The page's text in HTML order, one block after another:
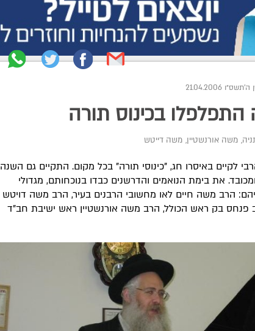
21.04.2006
התפלפלו בכינוס תורה
, משה אורנשטיין, משה דייטש
לקיים באיסרו חג, "כינוסי תורה" בכל מקום. התקיים גם השנה
את בימת הנואמים והדרשנים כבדו בנוכחותם, מגדולי
הרב משה חיים לאו מחשובי הרבנים בעיר, הרב משה דויטש
פנחס בק ראש הכולל, הרב משה אורנשטיין ראש ישיבת חב"ד